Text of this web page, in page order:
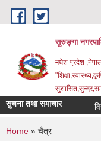
Skip to main content
सुरुङ्‍गा
मधेश प्रदेश
सुचना तथा समाचार
You are here
Home » चैत्र